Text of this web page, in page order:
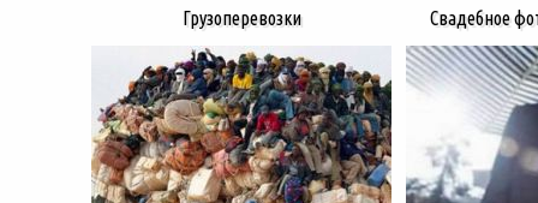
Грузоперевозки Свадебное